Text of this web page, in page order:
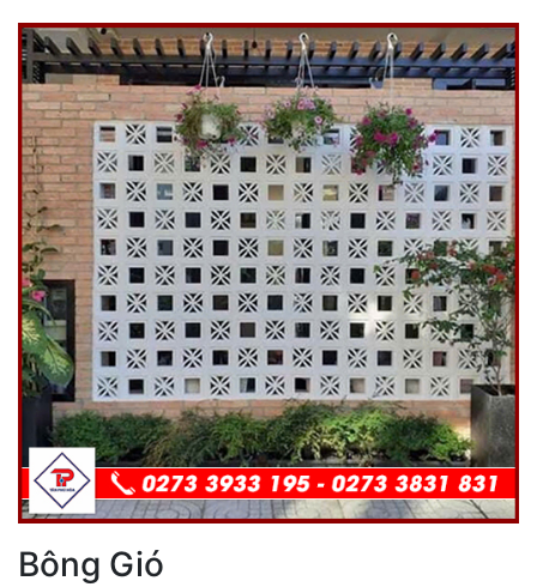
Bông Gió